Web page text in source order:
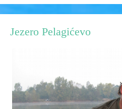
Lov i ribolov
Seoski turizam
Jezero Pelagićevo